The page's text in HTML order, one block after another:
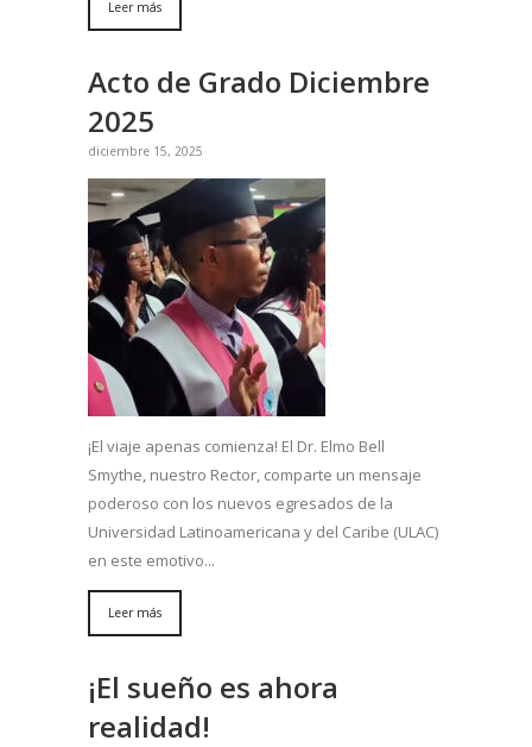
Leer más
Acto de Grado Diciembre
2025
diciembre 15, 2025
¡El viaje apenas comienza! El Dr. Elmo Bell
Smythe, nuestro Rector, comparte un mensaje
poderoso con los nuevos egresados de la
Universidad Latinoamericana y del Caribe (ULAC)
en este emotivo...
Leer más
¡El sueño es ahora
realidad!